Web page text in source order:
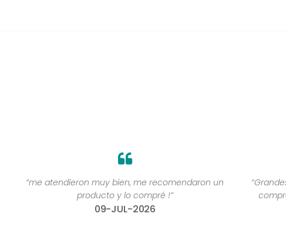
“me atendieron muy bien, me recomendaron un
producto y lo compré !”
09-JUL-2026